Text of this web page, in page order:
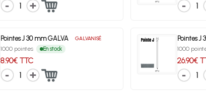
1
1
Pointes J 30 mm GALVA GALVANISÉ
1000 pointes En stock
8.90€ TTC
1
Pointes J
1000
26.90€
1